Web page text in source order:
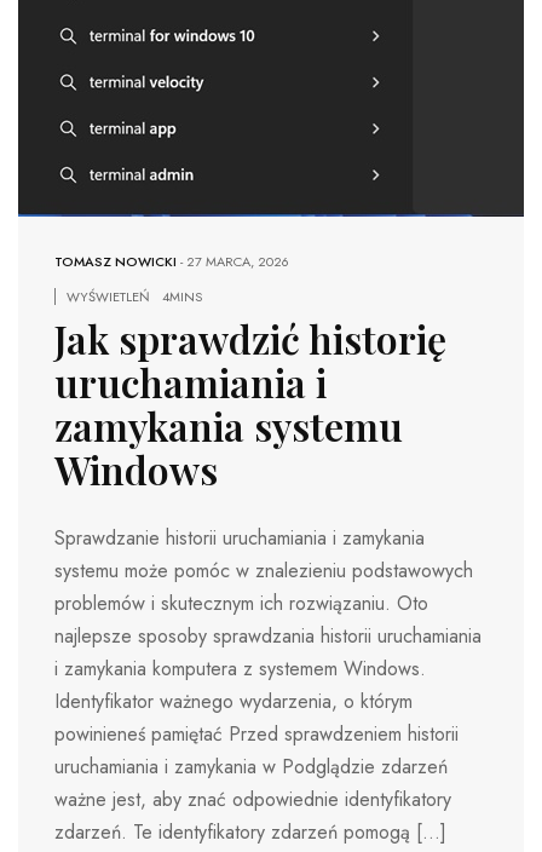
TOMASZ NOWICKI -27 MARCA, 2026
WYŚWIETLEŃ
4MINS
Jak sprawdzić historię
uruchamiania i
zamykania systemu
Windows
Sprawdzanie historii uruchamiania i zamykania
systemu może pomóc w znalezieniu podstawowych
problemów i skutecznym ich rozwiązaniu. Oto
najlepsze sposoby sprawdzania historii uruchamiania
i zamykania komputera z systemem Windows.
Identyfikator ważnego wydarzenia, o którym
powinieneś pamiętać Przed sprawdzeniem historii
uruchamiania i zamykania w Podglądzie zdarzeń
ważne jest, aby znać odpowiednie identyfikatory
zdarzeń. Te identyfikatory zdarzeń pomogą […]